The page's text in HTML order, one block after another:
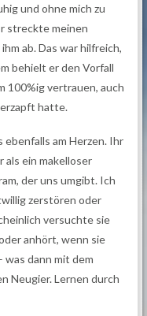
und ohne mich zu
streckte meinen
ab. Das war hilfreich,
behielt er den Vorfall
100%ig vertrauen, auch
hatte.
am Herzen. Ihr
ein makelloser
der uns umgibt. Ich
zerstören oder
versuchte sie
anhört, wenn sie
dann mit dem
Neugier. Lernen durch